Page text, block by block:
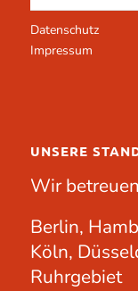
Datenschutz
Impressum
UNSERE
Wir
Berlin,
Köln,
Ruhrgebiet